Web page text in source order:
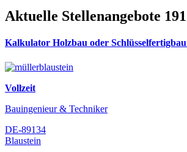
Aktuelle Stellenangebote 191
Kalkulator Holzbau oder Schlüsselfertigbau
Vollzeit
Bauingenieur & Techniker
DE-89134
Blaustein